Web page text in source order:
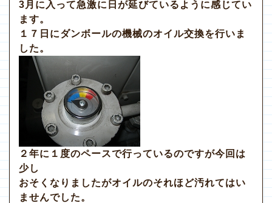
3月に入って急激に日が延びているように感じてい
ます。
１７日にダンボールの機械のオイル交換を行いま
した。
２年に１度のペースで行っているのですが今回は
少し
おそくなりましたがオイルのそれほど汚れてはい
ませんでした。